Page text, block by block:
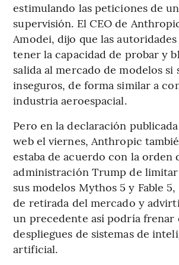
estimulando las peticiones de
supervisión. El CEO de
Amodei, dijo que las
tener la capacidad de probar y
salida al mercado de modelos si
inseguros, de forma similar a
industria aeroespacial.
Pero en la declaración
web el viernes, Anthropic
estaba de acuerdo con la orden
administración Trump de limitar
sus modelos Mythos 5 y Fable
de retirada del mercado y
un precedente así podría frenar
despliegues de sistemas de
artificial.